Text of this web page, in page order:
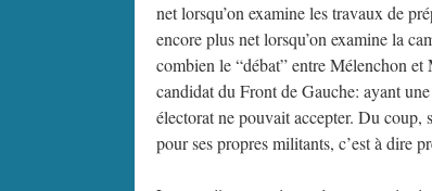
net lorsqu’on examine les travaux de
encore plus net lorsqu’on examine la
combien le “débat” entre Mélenchon et
candidat du Front de Gauche: ayant
électorat ne pouvait accepter. Du coup,
pour ses propres militants, c’est à dire